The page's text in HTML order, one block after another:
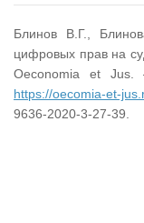
Блинов В.Г.,
цифровых прав на
Oeconomia et
https://oecomia-et-
9636-2020-3-27-39.